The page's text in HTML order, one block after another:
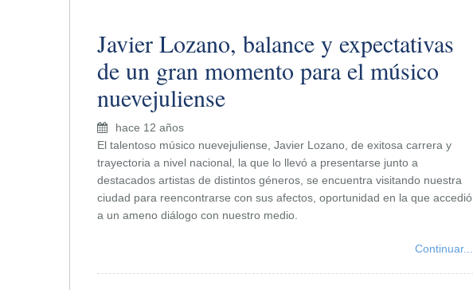
Javier Lozano, balance y expectativas
de un gran momento para el músico
nuevejuliense
hace 12 años
El talentoso músico nuevejuliense, Javier Lozano, de exitosa carrera y
trayectoria a nivel nacional, la que lo llevó a presentarse junto a
destacados artistas de distintos géneros, se encuentra visitando nuestra
ciudad para reencontrarse con sus afectos, oportunidad en la que accedió
a un ameno diálogo con nuestro medio.
Continuar...